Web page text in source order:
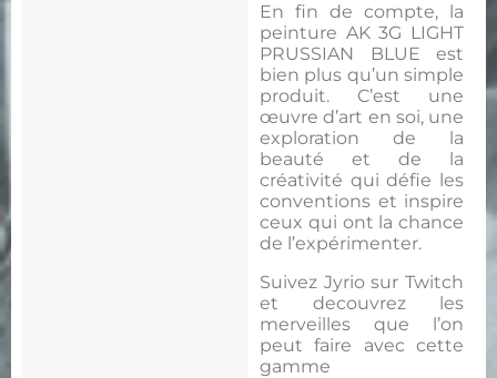
En fin de compte, la
peinture AK 3G LIGHT
PRUSSIAN BLUE est
bien plus qu’un simple
produit. C’est une
œuvre d’art en soi, une
exploration de la
beauté et de la
créativité qui défie les
conventions et inspire
ceux qui ont la chance
de l’expérimenter.
Suivez Jyrio sur Twitch
et decouvrez les
merveilles que l’on
peut faire avec cette
gamme